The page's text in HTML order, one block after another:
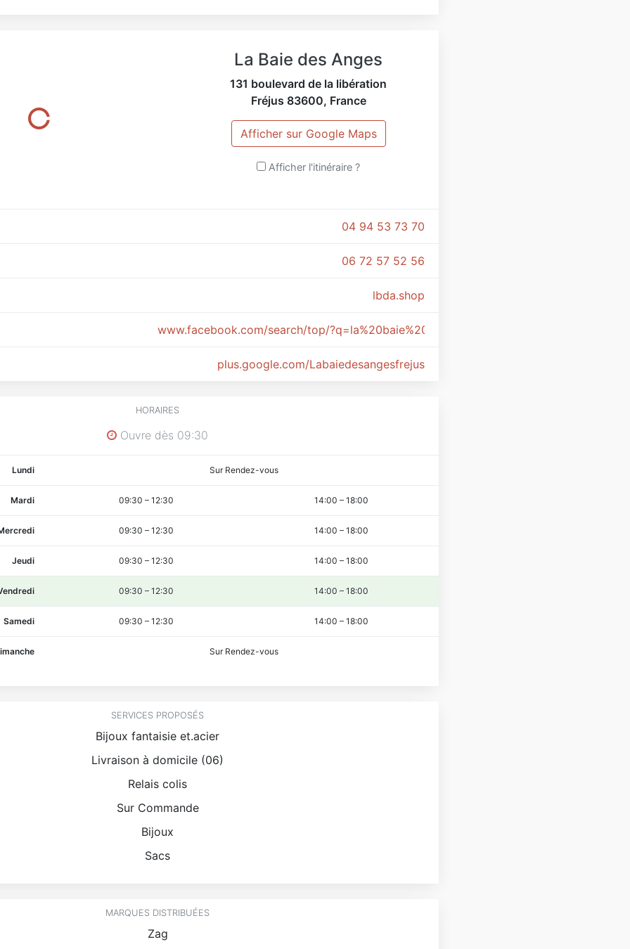
La Baie des Anges
131 boulevard de la libération
Fréjus 83600, France
Afficher sur Google Maps
Afficher l'itinéraire ?
04 94 53 73 70
06 72 57 52 56
lbda.shop
www.facebook.com/search/top/?q=la%20baie%20des%20anges
plus.google.com/Labaiedesangesfrejus
HORAIRES
Ouvre dès 09:30
Lundi Sur Rendez-vous
Mardi 09:30 – 12:30 14:00 – 18:00
09:30 – 12:30 14:00 – 18:00
Jeudi 09:30 – 12:30 14:00 – 18:00
09:30 – 12:30 14:00 – 18:00
Samedi 09:30 – 12:30 14:00 – 18:00
Sur Rendez-vous
SERVICES PROPOSÉS
Bijoux fantaisie et.acier
Livraison à domicile (06)
Relais colis
Sur Commande
Bijoux
Sacs
MARQUES DISTRIBUÉES
Zag